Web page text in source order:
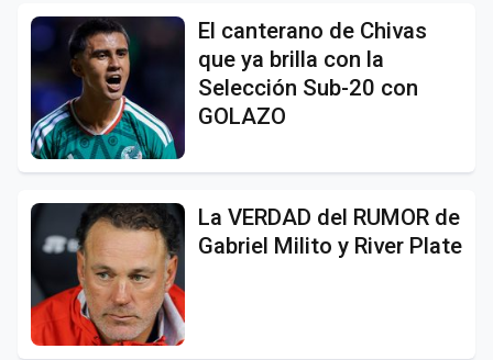
El canterano de Chivas
que ya brilla con la
Selección Sub-20 con
GOLAZO
La VERDAD del RUMOR de
Gabriel Milito y River Plate